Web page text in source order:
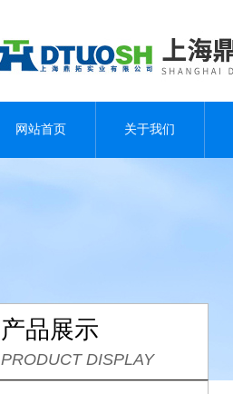
网站首页 关于我们
产品展示
PRODUCT DISPLAY